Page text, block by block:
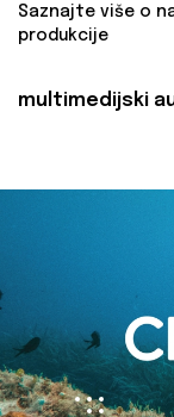
Saznajte više o
produkcije
multimedijski